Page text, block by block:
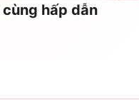
hấp dẫn